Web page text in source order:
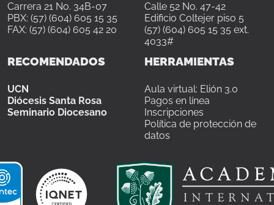
Carrera 21 No. 34B-07
PBX: (57) (604) 605 15 35
FAX: (57) (604) 605 42 20
Calle 52 No. 47-42
Edificio Coltejer piso 5
(57) (604) 605 15 35 ext.
4033#
RECOMENDADOS
UCN
Diócesis Santa Rosa
Seminario Diocesano
HERRAMIENTAS
Aula virtual: Elión 3.0
Pagos en línea
Inscripciones
Política de protección de
datos